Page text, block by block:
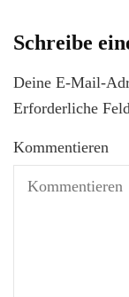
Schreibe
Deine E-Mail-
Erforderliche
Kommentieren